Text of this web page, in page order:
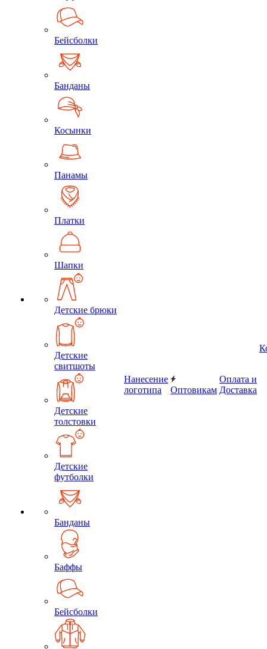
Бейсболки
Банданы
Косынки
Панамы
Платки
Шапки
Детские брюки
Детские
свитшоты
Детские
толстовки
Детские
футболки
Банданы
Баффы
Бейсболки
Нанесение
логотипа
Оптовикам
Оплата и
Доставка